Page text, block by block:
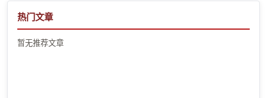
热门文章
暂无推荐文章